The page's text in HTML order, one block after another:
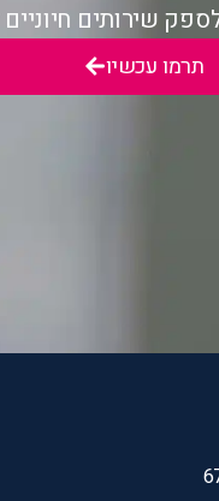
שירותים
תרמו עכשיו